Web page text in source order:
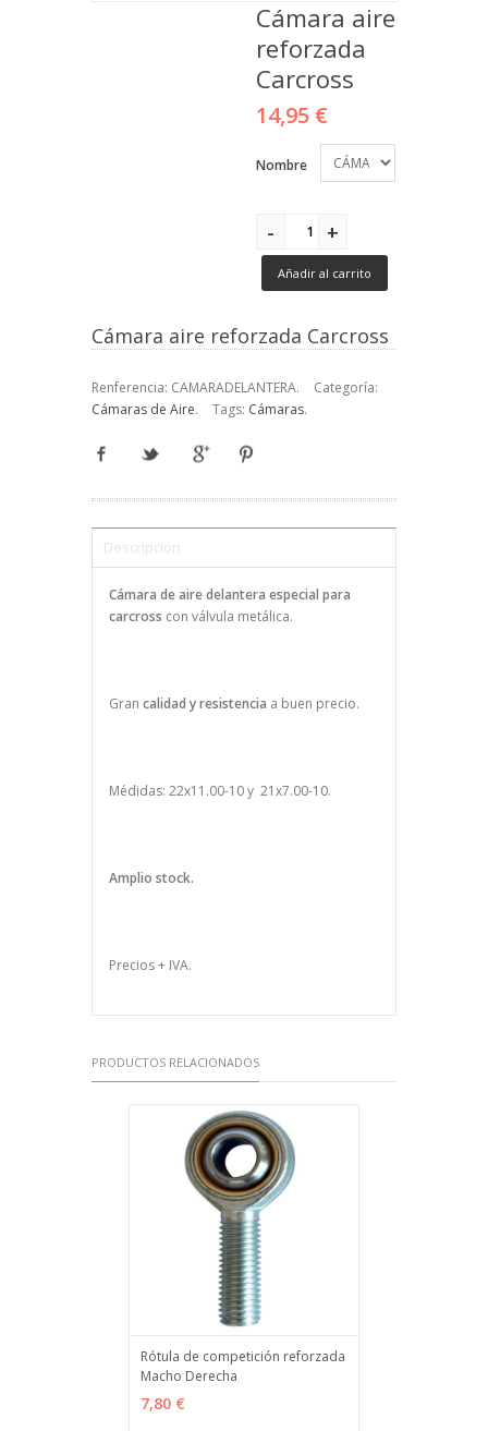
Cámara aire
reforzada
Carcross
14,95 €
Nombre
Añadir al carrito
Cámara aire reforzada Carcross
Renferencia: CAMARADELANTERA.
Categoría:
Cámaras de Aire. Tags: Cámaras.
Descripción
Cámara de aire delantera especial para
carcross con válvula metálica.
Gran calidad y resistencia a buen precio.
Médidas: 22x11.00-10 y 21x7.00-10.
Amplio stock.
Precios + IVA.
PRODUCTOS RELACIONADOS
VER OPCIONES
Rótula de competición reforzada
Macho Derecha
7,80 €